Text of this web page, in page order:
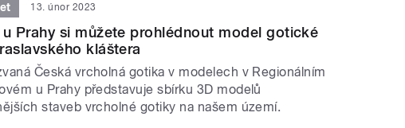
13. únor 2023
Prahy si můžete prohlédnout model gotické
kláštera
Česká vrcholná gotika v modelech v Regionálním
u Prahy představuje sbírku 3D modelů
staveb vrcholné gotiky na našem území.